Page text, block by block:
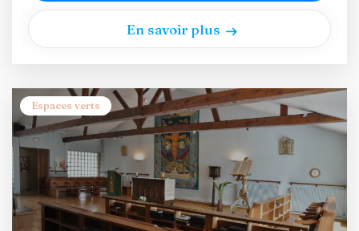
En savoir plus
Espaces verts